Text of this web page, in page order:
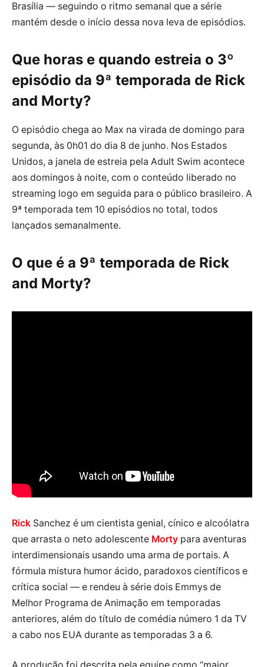
Brasília — seguindo o ritmo semanal que a série
mantém desde o início dessa nova leva de episódios.
Que horas e quando estreia o 3º
episódio da 9ª temporada de Rick
and Morty?
O episódio chega ao Max na virada de domingo para
segunda, às 0h01 do dia 8 de junho. Nos Estados
Unidos, a janela de estreia pela Adult Swim acontece
aos domingos à noite, com o conteúdo liberado no
streaming logo em seguida para o público brasileiro. A
9ª temporada tem 10 episódios no total, todos
lançados semanalmente.
O que é a 9ª temporada de Rick
and Morty?
Rick Sanchez é um cientista genial, cínico e alcoólatra
que arrasta o neto adolescente Morty para aventuras
interdimensionais usando uma arma de portais. A
fórmula mistura humor ácido, paradoxos científicos e
crítica social — e rendeu à série dois Emmys de
Melhor Programa de Animação em temporadas
anteriores, além do título de comédia número 1 da TV
a cabo nos EUA durante as temporadas 3 a 6.